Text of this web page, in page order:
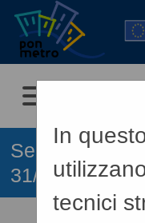
Sei qui: Home
31/12/2023
In
tecnici